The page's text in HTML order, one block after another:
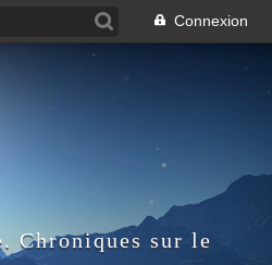
Connexion
Chroniques sur le